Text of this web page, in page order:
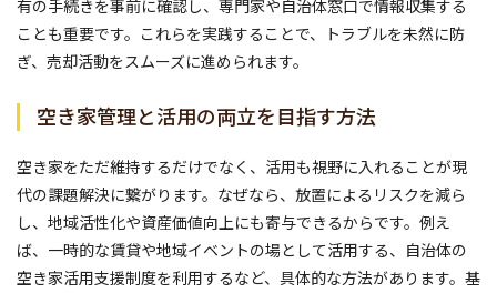
有の手続きを事前に確認し、専門家や自治体窓口で情報収集する
ことも重要です。これらを実践することで、トラブルを未然に防
ぎ、売却活動をスムーズに進められます。
空き家管理と活用の両立を目指す方法
空き家をただ維持するだけでなく、活用も視野に入れることが現
代の課題解決に繋がります。なぜなら、放置によるリスクを減ら
し、地域活性化や資産価値向上にも寄与できるからです。例え
ば、一時的な賃貸や地域イベントの場として活用する、自治体の
空き家活用支援制度を利用するなど、具体的な方法があります。基